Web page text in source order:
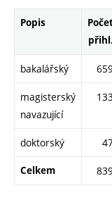
Popis
přihl.
bakalářský 659
magisterský
navazující
133
doktorský
Celkem 839